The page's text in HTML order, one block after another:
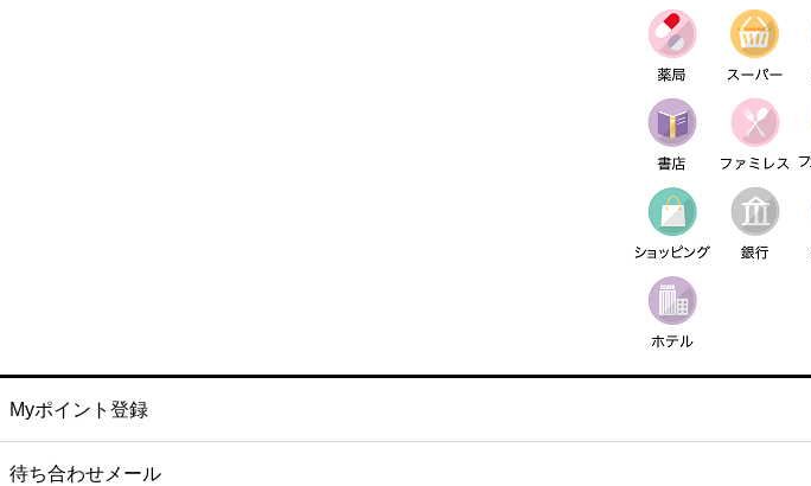
Myポイント登録
待ち合わせメール